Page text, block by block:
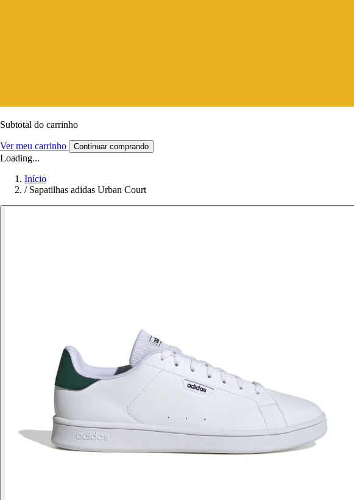
Subtotal do carrinho
Ver meu carrinho Continuar comprando
Loading...
Início
/ Sapatilhas adidas Urban Court